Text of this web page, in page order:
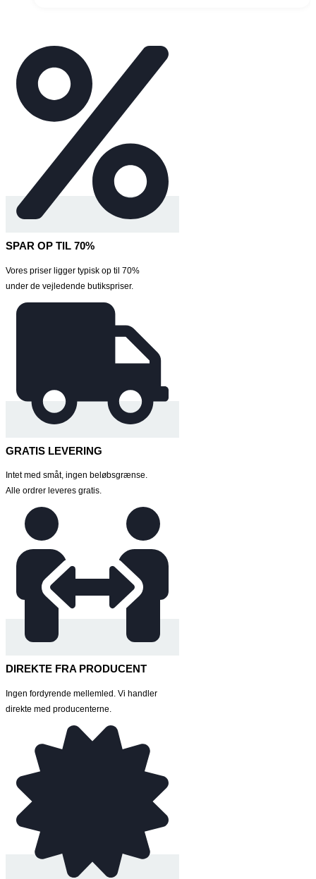
SPAR OP TIL 70%
Vores priser ligger typisk op til 70%
under de vejledende butikspriser.
GRATIS LEVERING
Intet med småt, ingen beløbsgrænse.
Alle ordrer leveres gratis.
DIREKTE FRA PRODUCENT
Ingen fordyrende mellemled. Vi handler
direkte med producenterne.